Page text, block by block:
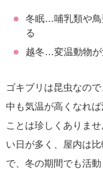
冬眠…哺乳類や鳥
る
越冬…変温動物が
ゴキブリは昆虫なの
中も気温が高くなれ
ことは珍しくありま
い日が多く、屋内は
で、冬の期間でも活動